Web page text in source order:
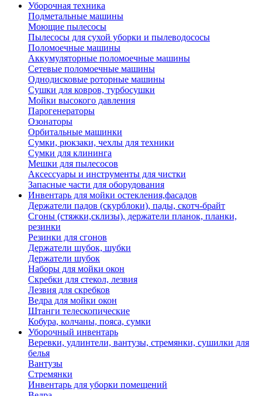
Уборочная техника
Подметальные машины
Моющие пылесосы
Пылесосы для сухой уборки и пылеводососы
Поломоечные машины
Аккумуляторные поломоечные машины
Сетевые поломоечные машины
Однодисковые роторные машины
Сушки для ковров, турбосушки
Мойки высокого давления
Парогенераторы
Озонаторы
Орбитальные машинки
Сумки, рюкзаки, чехлы для техники
Сумки для клининга
Мешки для пылесосов
Аксессуары и инструменты для чистки
Запасные части для оборудования
Инвентарь для мойки остекления,фасадов
Держатели падов (скурблоки), пады, скотч-брайт
Сгоны (стяжки,склизы), держатели планок, планки,
резинки
Резинки для сгонов
Держатели шубок, шубки
Держатели шубок
Наборы для мойки окон
Скребки для стекол, лезвия
Лезвия для скребков
Ведра для мойки окон
Штанги телескопические
Кобура, колчаны, пояса, сумки
Уборочный инвентарь
Веревки, удлинтели, вантузы, стремянки, сушилки для
белья
Вантузы
Стремянки
Инвентарь для уборки помещений